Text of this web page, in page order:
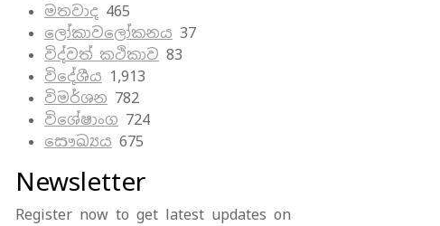
මතවාද 465
ලෝකාවලෝකනය 37
විද්වත් කථිකාව 83
විදේශීය 1,913
විමර්ශන 782
විශේෂාංග 724
සෞඛ්‍යය 675
Newsletter
Register now to get latest updates on